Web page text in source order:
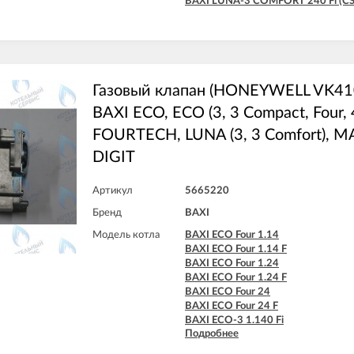
Газовый клапан (HONEYWELL
BAXI ECO, ECO (3, 3 Compact, Four,
FOURTECH, LUNA (3, 3 Comfort),
DIGIT
Артикул 5665220
Бренд BAXI
Модель котла
BAXI ECO Four 1.14
BAXI ECO Four 1.14 F
BAXI ECO Four 1.24
BAXI ECO Four 1.24 F
BAXI ECO Four 24
BAXI ECO Four 24 F
BAXI ECO-3 1.140 Fi
BAXI ECO-3 1.240 Fi
Подробнее